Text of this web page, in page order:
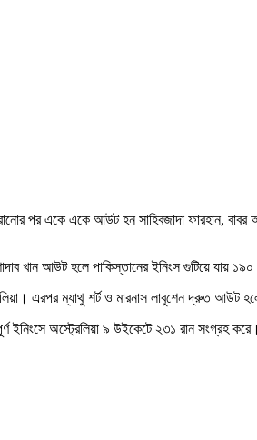
পর একে একে আউট হন সাহিবজাদা ফারহান,
খান আউট হলে পাকিস্তানের ইনিংস গুটিয়ে যায়
এরপর ম্যাথু শর্ট ও মারনাস লাবুশেন দ্রুত আউট
ইনিংসে অস্ট্রেলিয়া ৯ উইকেটে ২৩১ রান সংগ্রহ